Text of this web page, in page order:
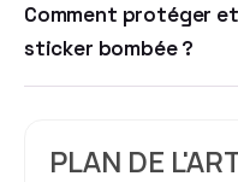
Comment protéger
sticker bombée ?
PLAN DE